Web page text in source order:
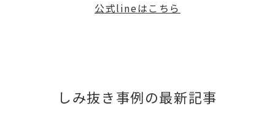
公式lineはこちら
しみ抜き事例の最新記事